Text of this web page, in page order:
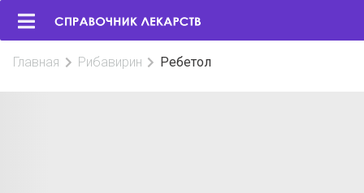
Главная Рибавирин Ребетол